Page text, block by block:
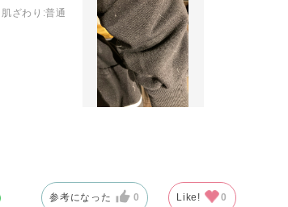
肌ざわり :普通
参考になった 0 Like! 0